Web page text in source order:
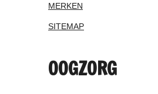
MERKEN
SITEMAP
OOGZORG